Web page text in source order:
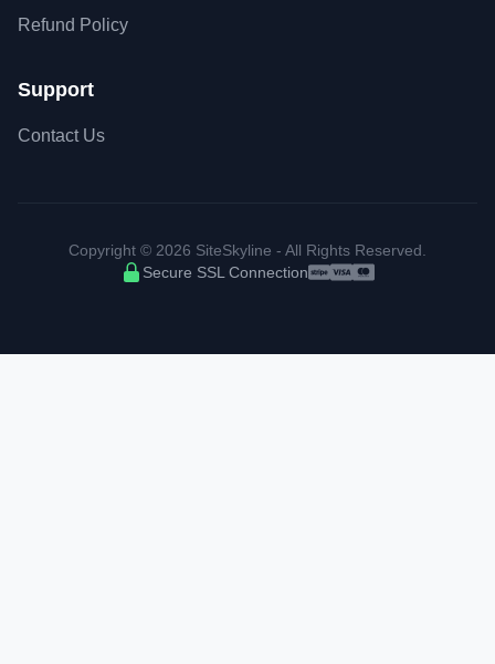
Refund Policy
Support
Contact Us
Copyright © 2026 SiteSkyline - All Rights Reserved.
Secure SSL Connection
Accepted payment